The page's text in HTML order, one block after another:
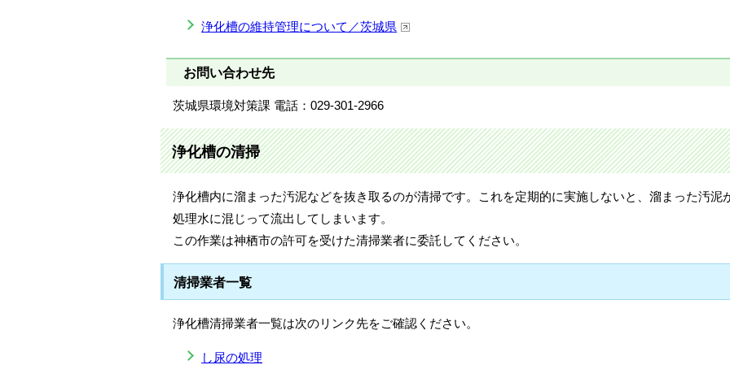
浄化槽の維持管理について／茨城県
お問い合わせ先
茨城県環境対策課 電話：029-301-2966
浄化槽の清掃
浄化槽内に溜まった汚泥などを抜き取るのが清掃です。これを定期的に実施しないと、溜まった汚泥
処理水に混じって流出してしまいます。
この作業は神栖市の許可を受けた清掃業者に委託してください。
清掃業者一覧
浄化槽清掃業者一覧は次のリンク先をご確認ください。
し尿の処理